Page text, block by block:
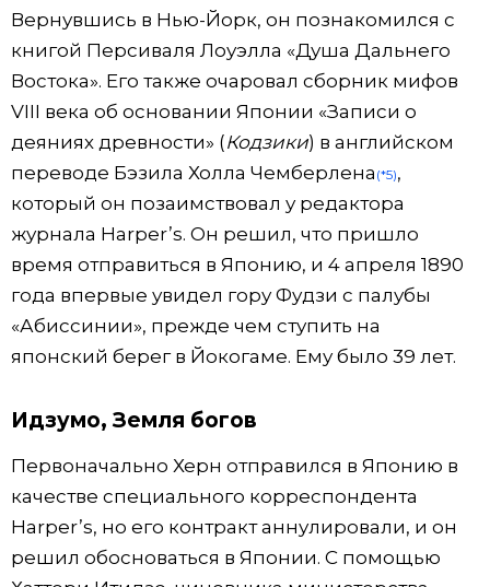
Вернувшись в Нью-Йорк, он познакомился с
книгой Персиваля Лоуэлла «Душа Дальнего
Востока». Его также очаровал сборник мифов
VIII века об основании Японии «Записи о
деяниях древности» (Кодзики) в английском
переводе Бэзила Холла Чемберлена (*5),
который он позаимствовал у редактора
журнала Harper’s. Он решил, что пришло
время отправиться в Японию, и 4 апреля 1890
года впервые увидел гору Фудзи с палубы
«Абиссинии», прежде чем ступить на
японский берег в Йокогаме. Ему было 39 лет.
Идзумо, Земля богов
Первоначально Херн отправился в Японию в
качестве специального корреспондента
Harper’s, но его контракт аннулировали, и он
решил обосноваться в Японии. С помощью